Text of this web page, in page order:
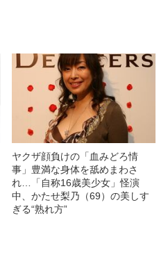
ヤクザ顔負けの「血みどろ情
事」豊満な身体を舐めまわさ
れ…「自称16歳美少女」怪演
中、かたせ梨乃（69）の美しす
ぎる“熟れ方”